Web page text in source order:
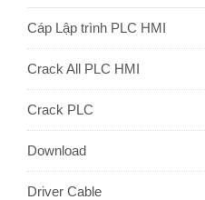
Cáp Lập trình PLC HMI
Crack All PLC HMI
Crack PLC
Download
Driver Cable